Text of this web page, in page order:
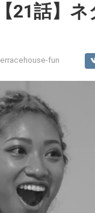
21話】ネ
fun